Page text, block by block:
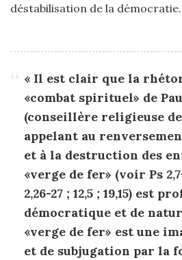
déstabilisation de la
« Il est clair que la
«combat spirituel» de
(conseillère religieuse
appelant au
et à la destruction des
«verge de fer» (voir Ps
2,26-27 ; 12,5 ; 19,15) est
démocratique et de
«verge de fer» est une
et de subjugation par la